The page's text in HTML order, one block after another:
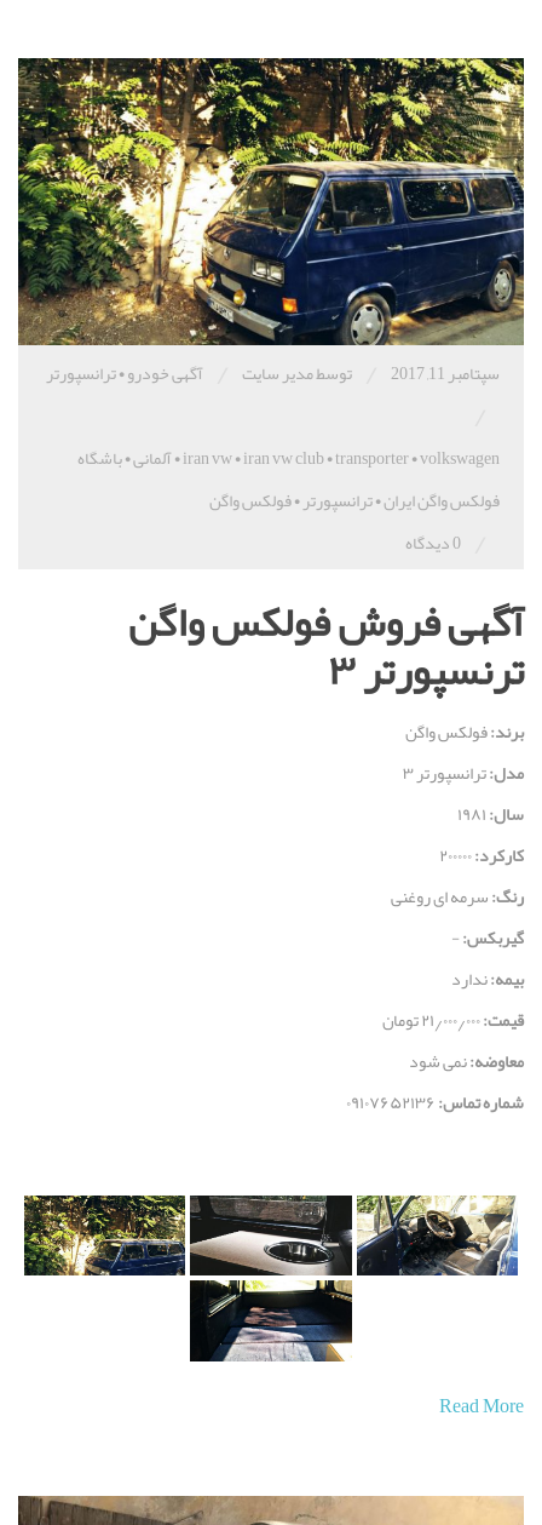
سپتامبر 11, 2017 توسط مدیر سایت آگهی خودرو•ترانسپورتر
iran vw•iran vw club•transporter•volkswagen
•آلمانی•باشگاه
فولکس واگن ایران•ترانسپورتر•فولکس واگن
0 دیدگاه
آگهی فروش فولکس واگن
ترنسپورتر ۳
برند:فولکس واگن
مدل:ترانسپورتر ۳
سال:
کارکرد:
رنگ:سرمه ای روغنی
گیربکس:-
بیمه:ندارد
قيمت:
معاوضه:نمی شود
شماره تماس:
Read More